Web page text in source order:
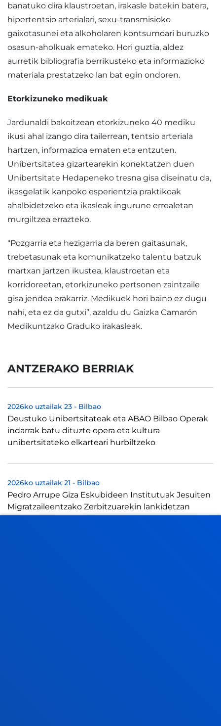
banatuko dira klaustroetan, irakasle batekin batera,
hipertentsio arterialari, sexu-transmisioko
gaixotasunei eta alkoholaren kontsumoari buruzko
osasun-aholkuak emateko. Hori guztia, aldez
aurretik bibliografia berrikusteko eta informazioko
materiala prestatzeko lan bat egin ondoren.
Etorkizuneko medikuak
Jardunaldi bakoitzean etorkizuneko 40 mediku
ikusi ahal izango dira tailerrean, tentsio arteriala
hartzen, informazioa ematen eta entzuten.
Unibertsitatea gizartearekin konektatzen duen
Unibertsitate Hedapeneko tresna gisa diseinatu da,
ikasgelatik kanpoko esperientzia praktikoak
ahalbidetzeko eta ikasleak ingurune errealetan
murgiltzea errazteko.
“Pozgarria eta hezigarria da beren gaitasunak,
trebetasunak eta komunikatzeko talentu batzuk
martxan jartzen ikustea, klaustroetan eta
korridoreetan, etorkizuneko pertsonen zaintzaile
gisa jendea erakarriz. Medikuek hori baino ez dugu
nahi, eta ez da gutxi”, azaldu du Gaizka Camarón
Medikuntzako Graduko irakasleak.
ANTZERAKO BERRIAK
2026ko uztailak 23 - Bilbao
Deustuko Unibertsitateak eta ABAO Bilbao Operak
indarrak batu dituzte opera eta kultura
unibertsitateko elkarteari hurbiltzeko
2026ko uztailak 21 - Bilbao
Pedro Arrupe Giza Eskubideen Institutuak Jesuiten
Migratzaileentzako Zerbitzuarekin lankidetzan
dihardu itsasoan migratzaileen itzulketen...